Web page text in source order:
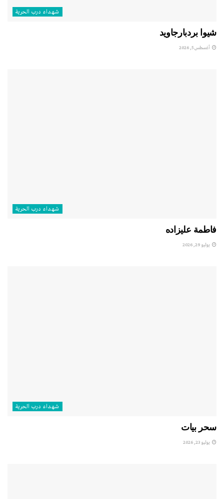
شهداء درب الحرية
شيوا بردبارجاويد
أغسطس 5, 2026
شهداء درب الحرية
فاطمة عليزاده
يوليو 29, 2026
شهداء درب الحرية
سحر بيات
يوليو 23, 2026